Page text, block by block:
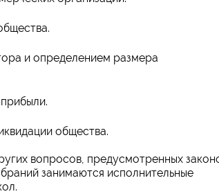
и определением размера
общества.
вопросов, предусмотренных
занимаются исполнительные